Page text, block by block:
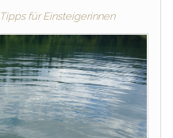
Tipps für Einsteigerinnen